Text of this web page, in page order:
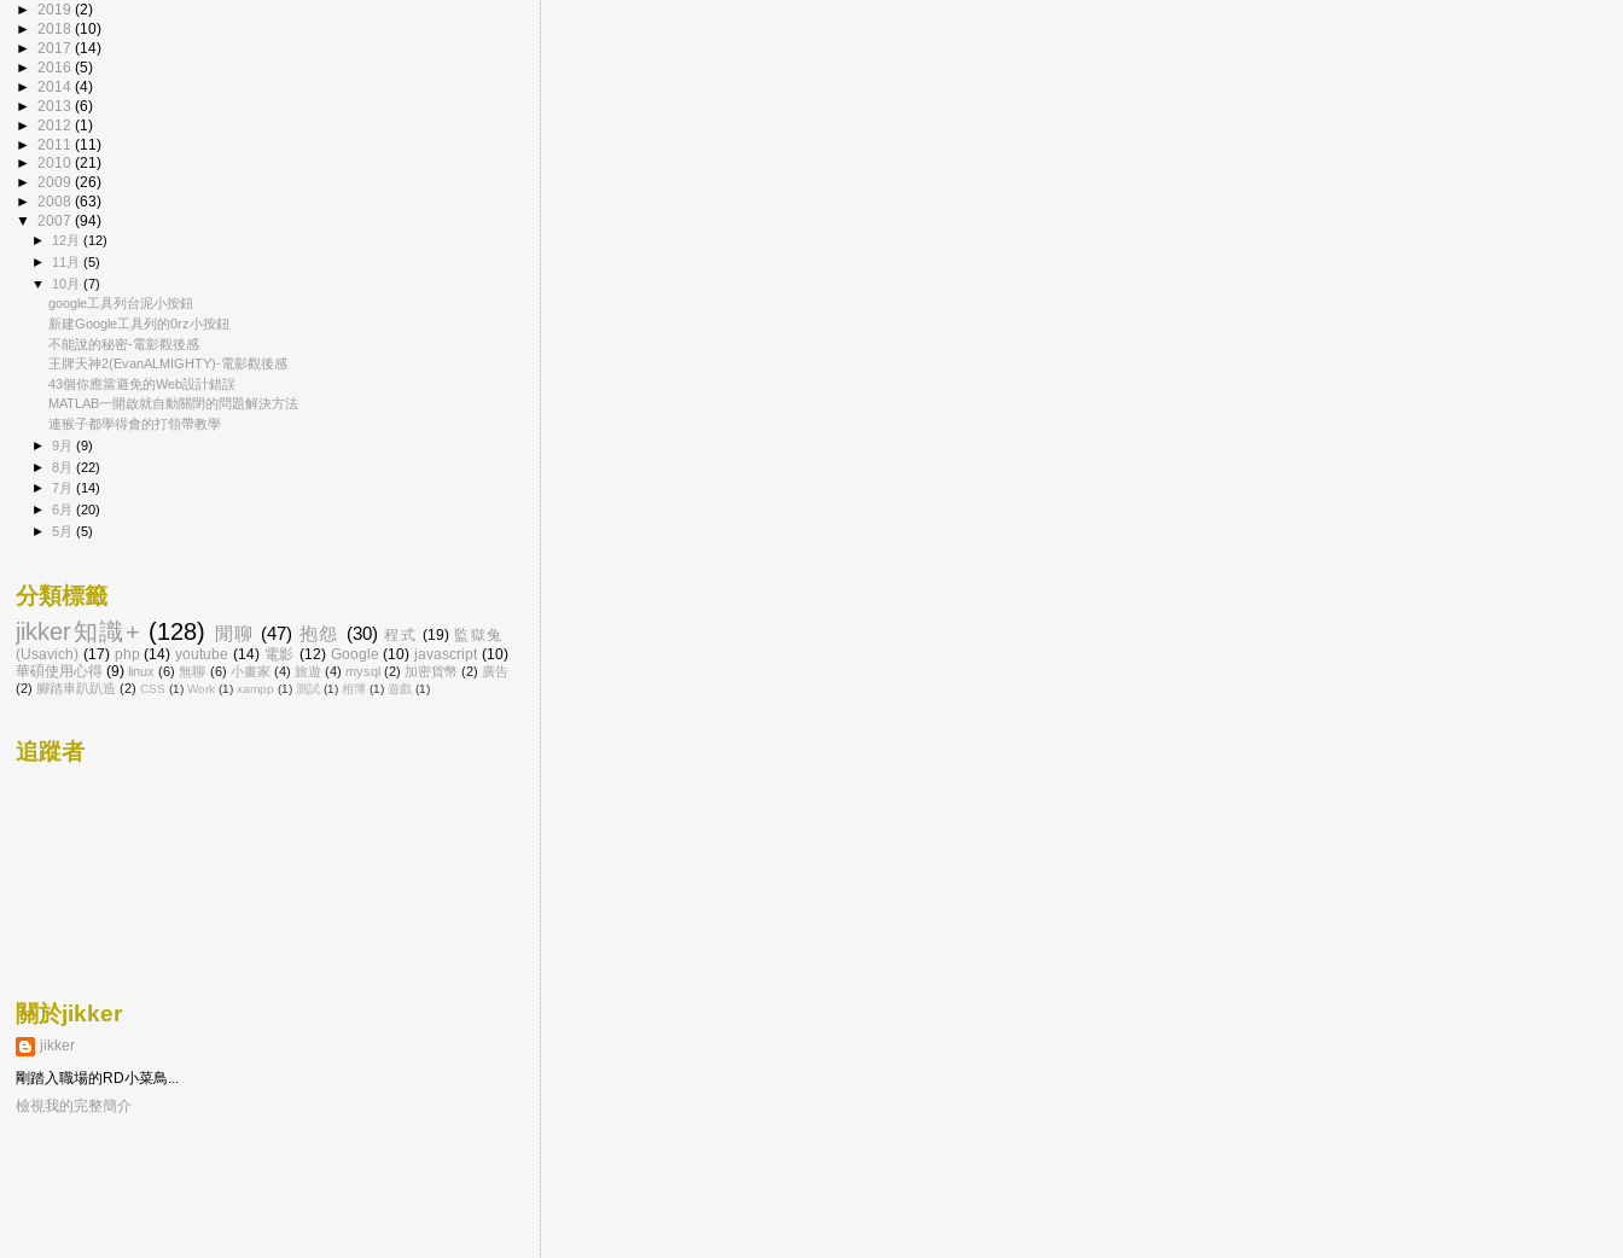
► 2019 (2)
► 2018 (10)
► 2017 (14)
► 2016 (5)
► 2014 (4)
► 2013 (6)
► 2012 (1)
► 2011 (11)
► 2010 (21)
► 2009 (26)
► 2008 (63)
▼ 2007 (94)
► 12月(12)
► 11月(5)
▼ 10月(7)
google工具列台泥小按鈕
新建Google工具列的0rz小按鈕
不能說的秘密-電影觀後感
王牌天神2(EvanALMIGHTY)-電影觀後感
43個你應當避免的Web設計錯誤
MATLAB一開啟就自動關閉的問題解決方法
連猴子都學得會的打領帶教學
►9月(9)
►8月(22)
►7月(14)
►6月(20)
►5月(5)
分類標籤
jikker知識+ (128) 閒聊 (47) 抱怨 (30) 程式 (19) 監獄兔
(Usavich) (17) php (14) youtube (14) 電影 (12) Google (10) javascript (10)
華碩使用心得 (9) linux (6) 無聊 (6) 小畫家 (4) 旅遊 (4) mysql (2) 加密貨幣 (2) 廣告
(2) 腳踏車趴趴造 (2) CSS (1) Work (1) xampp (1) 測試 (1) 相簿 (1) 遊戲 (1)
追蹤者
關於jikker
jikker
剛踏入職場的RD小菜鳥...
檢視我的完整簡介